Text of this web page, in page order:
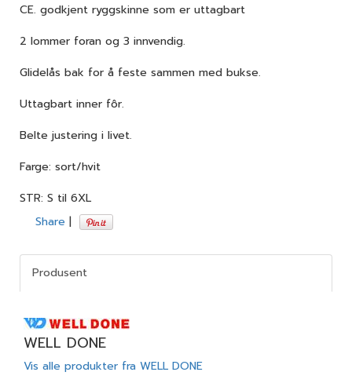
CE. godkjent ryggskinne som er uttagbart
2 lommer foran og 3 innvendig.
Glidelås bak for å feste sammen med bukse.
Uttagbart inner fôr.
Belte justering i livet.
Farge: sort/hvit
STR: S til 6XL
Share |
Produsent
WELL DONE
Vis alle produkter fra WELL DONE